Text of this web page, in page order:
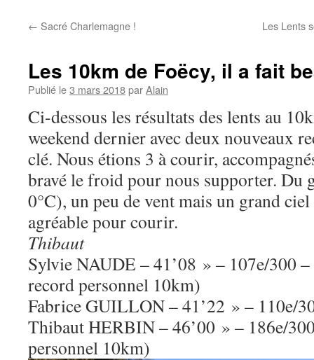
← Sacré Charlemagne ! Les Lents
Les 10km de Foëcy, il a fait
Publié le3 mars 2018parAlain
Ci-dessous les résultats des lents au
weekend dernier avec deux nouveaux
clé. Nous étions 3 à courir,
bravé le froid pour nous supporter. Du
0°C), un peu de vent mais un grand
agréable pour courir.
Thibaut
Sylvie NAUDE – 41’08 » – 107e/300
record personnel 10km)
Fabrice GUILLON – 41’22 » – 110e/
Thibaut HERBIN – 46’00 » – 186e/
personnel 10km)